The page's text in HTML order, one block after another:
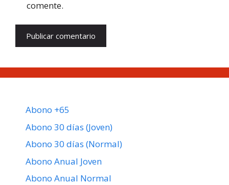
comente.
Abono +65
Abono 30 días (Joven)
Abono 30 días (Normal)
Abono Anual Joven
Abono Anual Normal